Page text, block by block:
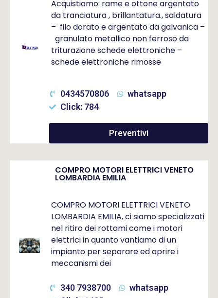
Acquistiamo: rame e ottone argentato
da tranciatura , brillantatura., saldatura
– filo dorato e argentato da galvanica –
granulato metallico non ferroso da
triturazione schede elettroniche –
schede elettroniche rimosse
0434570806
whatsapp
Click: 784
Preventivi
COMPRO MOTORI ELETTRICI VENETO
LOMBARDIA EMILIA
COMPRO MOTORI ELETTRICI VENETO
LOMBARDIA EMILIA, ci siamo specializzati
nel ritiro dei rottami come i motori
elettrici in quanto vantiamo di un
impianto per separare ed aprire i
meccanismi dei
340 7938700
whatsapp